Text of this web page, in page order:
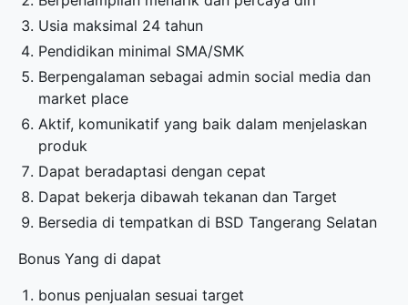
Usia maksimal 24 tahun
Pendidikan minimal SMA/SMK
Berpengalaman sebagai admin social media dan
market place
Aktif, komunikatif yang baik dalam menjelaskan
produk
Dapat beradaptasi dengan cepat
Dapat bekerja dibawah tekanan dan Target
Bersedia di tempatkan di BSD Tangerang Selatan
Bonus Yang di dapat
bonus penjualan sesuai target